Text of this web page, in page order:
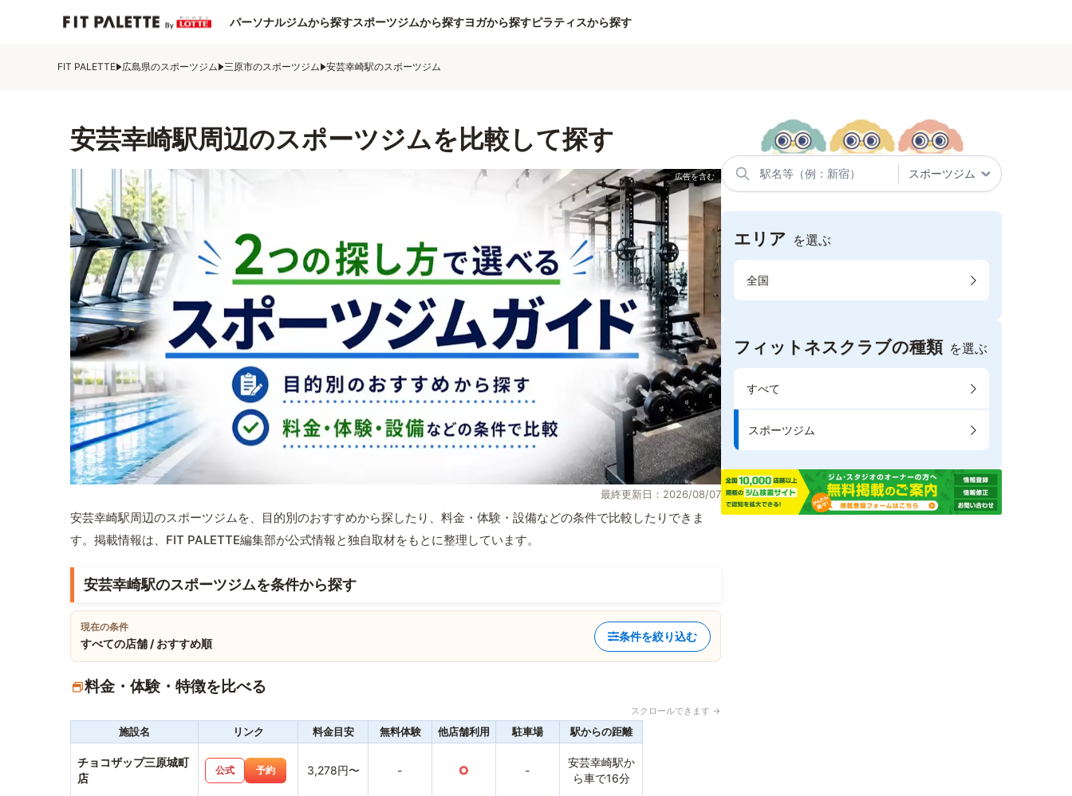
パーソナルジムから探すスポーツジムから探すヨガから探すピラティスから探す
FIT PALETTE 広島県のスポーツジム 三原市のスポーツジム 安芸幸崎駅のスポーツジム
安芸幸崎駅周辺のスポーツジムを比較して探す
最終更新日：2026/08/07
安芸幸崎駅周辺のスポーツジムを、目的別のおすすめから探したり、料金・体験・設備などの条件で比較したりできま
す。掲載情報は、FIT PALETTE編集部が公式情報と独自取材をもとに整理しています。
安芸幸崎駅のスポーツジムを条件から探す
現在の条件
すべての店舗 / おすすめ順
条件を絞り込む
料金・体験・特徴を比べる
スクロールできます →
施設名 リンク 料金目安 無料体験 他店舗利用 駐車場 駅からの距離
チョコザップ三原城町
店
公式 予約 3,278円〜 - ○ -
安芸幸崎駅か
ら車で16分
エリア を選ぶ
全国
フィットネスクラブの種類 を選ぶ
すべて
スポーツジム